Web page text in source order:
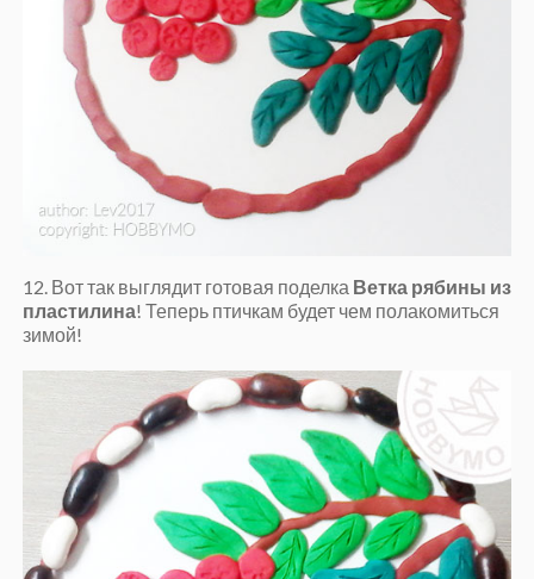
12. Вот так выглядит готовая поделка Ветка рябины из
пластилина! Теперь птичкам будет чем полакомиться
зимой!